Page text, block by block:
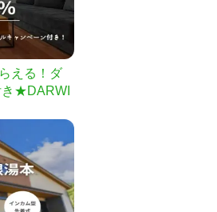
える！ダ
き★DARWI